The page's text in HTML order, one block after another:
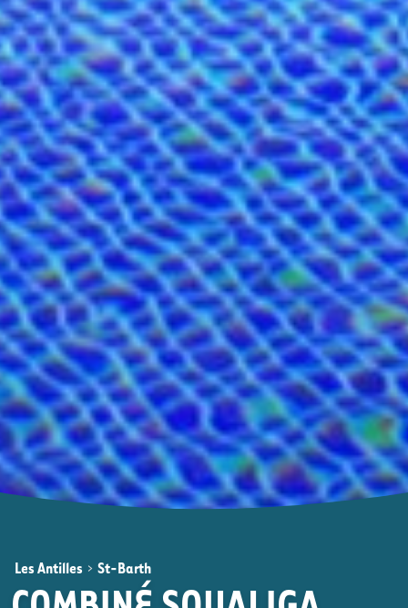
Les Antilles > St-Barth